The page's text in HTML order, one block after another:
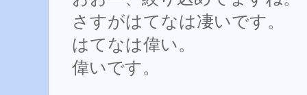
さすがはてなは凄いです。
はてなは偉い。
偉いです。